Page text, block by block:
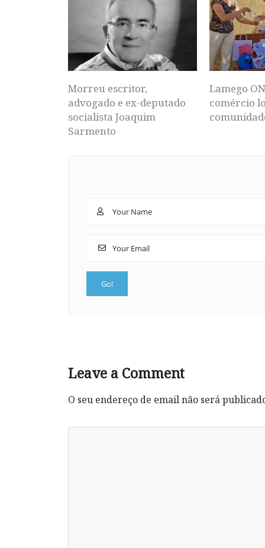
Morreu escritor,
advogado e ex-deputado
socialista Joaquim
Sarmento
Lamego
comércio
Leave a Comment
O seu endereço de email não será